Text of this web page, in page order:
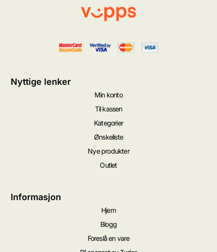
Nyttige lenker
Min konto
Til kassen
Kategorier
Ønskeliste
Nye produkter
Outlet
Informasjon
Hjem
Blogg
Foreslå en vare